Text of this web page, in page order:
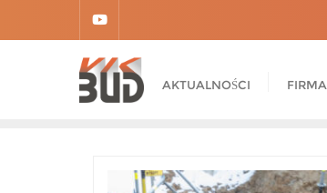
AKTUALNOŚCI FIRMA